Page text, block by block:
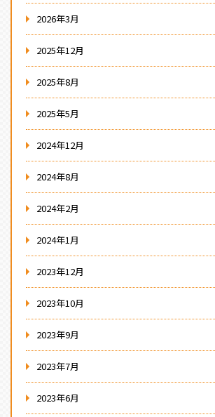
2026年3月
2025年12月
2025年8月
2025年5月
2024年12月
2024年8月
2024年2月
2024年1月
2023年12月
2023年10月
2023年9月
2023年7月
2023年6月